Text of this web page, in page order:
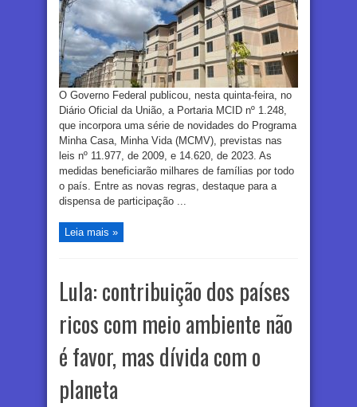
O Governo Federal publicou, nesta quinta-feira, no
Diário Oficial da União, a Portaria MCID nº 1.248,
que incorpora uma série de novidades do Programa
Minha Casa, Minha Vida (MCMV), previstas nas
leis nº 11.977, de 2009, e 14.620, de 2023. As
medidas beneficiarão milhares de famílias por todo
o país. Entre as novas regras, destaque para a
dispensa de participação ...
Leia mais »
Lula: contribuição dos países
ricos com meio ambiente não
é favor, mas dívida com o
planeta